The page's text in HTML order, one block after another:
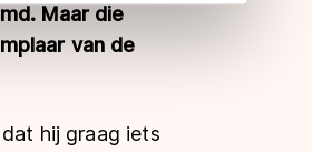
Maar die
van de
hij graag iets